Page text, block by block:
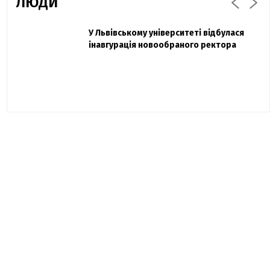
Павло Дак
Захисник "Азовсталі" Діанов вдруге
одружився та показав фото з весілля
У Львівському університеті відбулася
інавгурація новообраного ректора